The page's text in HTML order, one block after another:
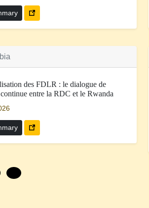
des FDLR : le dialogue de
entre la RDC et le Rwanda